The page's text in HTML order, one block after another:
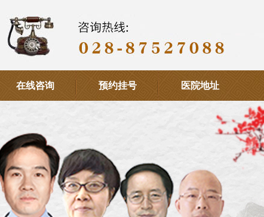
在线咨询 预约挂号 医院地址